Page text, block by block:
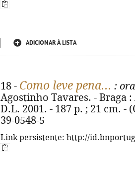
ADICIONAR À LISTA
18 - Como leve pena... :
Agostinho Tavares. - Braga
D.L. 2001. - 187 p. ; 21 cm. -
39-0548-5
Link persistente: http://